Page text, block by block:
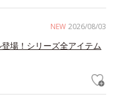
NEW 2026/08/03
場！シリーズ全アイテム